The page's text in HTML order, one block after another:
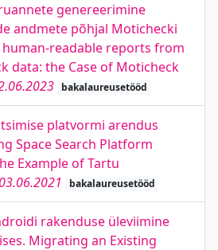
genereerimine
andmete põhjal Motichecki
readable reports from
data: the Case of Moticheck
bakalaureusetööd
platvormi arendus
Space Search Platform
Example of Tartu
03.06.2021 bakalaureusetööd
rakenduse üleviimine
Migrating an Existing